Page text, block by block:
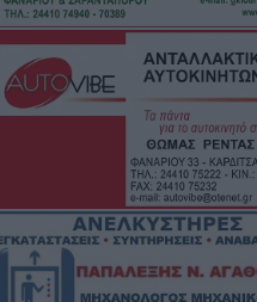
6 Αυγούστου 2026, 21:11
Συρία: Δύο νεκροί και 13
τραυματίες από έκρηξη
λεωφορείο
Έκτακτος ψεκασμός και μέτρα
προστασίας για τον Ιό του
Νείλου στην Δ.Κ. Κυψέλης
6 Αυγούστου 2026, 19:35
Χαλκίδα: Γυναίκα έπεσε από